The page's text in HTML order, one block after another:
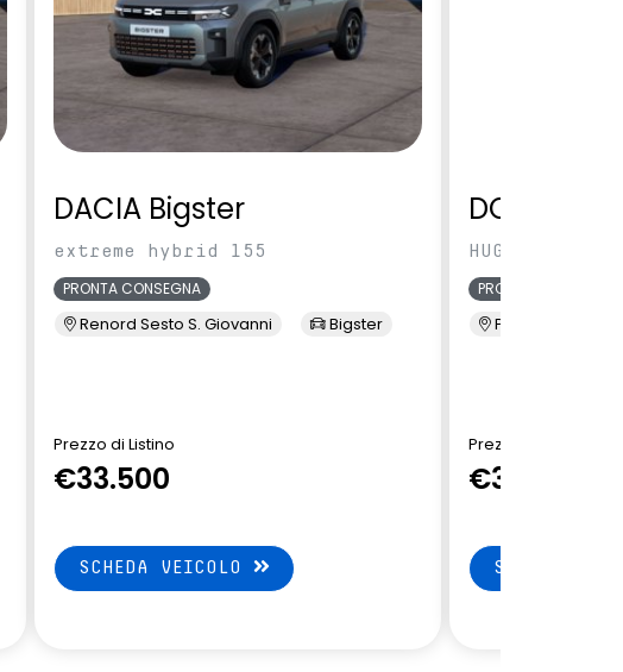
DACIA Bigster
extreme hybrid 155
PRONTA CONSEGNA
Renord Sesto S. Giovanni Bigster
Prezzo di Listino
€33.500
SCHEDA VEICOLO
HUGE HD120
PRONTA CONSEGNA
Presso Terzi
Prezzo di Listino
€36.249
SCHEDA